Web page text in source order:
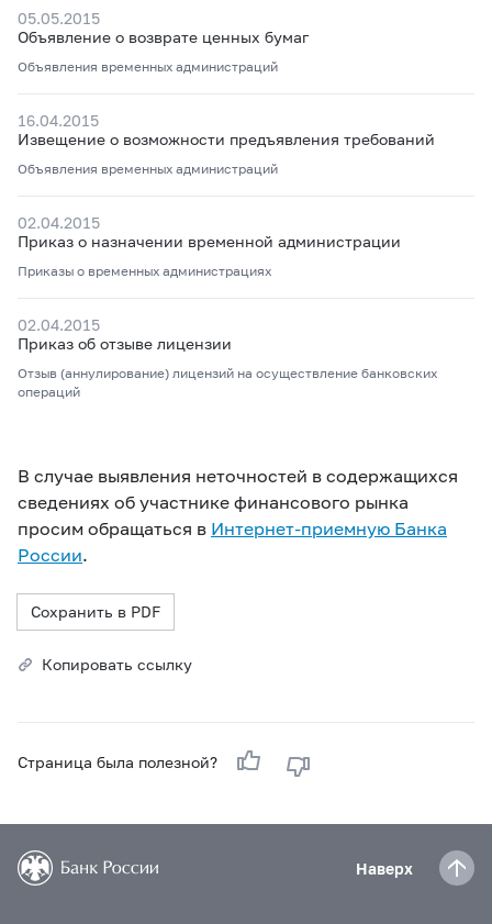
05.05.2015
Объявление о возврате ценных бумаг
Объявления временных администраций
16.04.2015
Извещение о возможности предъявления требований
Объявления временных администраций
02.04.2015
Приказ о назначении временной администрации
Приказы о временных администрациях
02.04.2015
Приказ об отзыве лицензии
Отзыв (аннулирование) лицензий на осуществление банковских
операций
В случае выявления неточностей в содержащихся
сведениях об участнике финансового рынка
просим обращаться в Интернет-приемную Банка
России.
Сохранить в PDF
Копировать ссылку
Страница была полезной?
Наверх